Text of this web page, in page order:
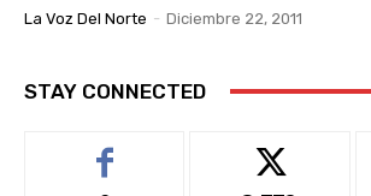
La Voz Del Norte - Diciembre 22, 2011
STAY CONNECTED